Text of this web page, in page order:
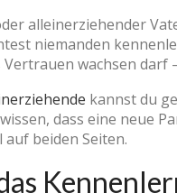
alleinerziehender
niemanden
wachsen darf
kannst du
dass eine neue
beiden Seiten.